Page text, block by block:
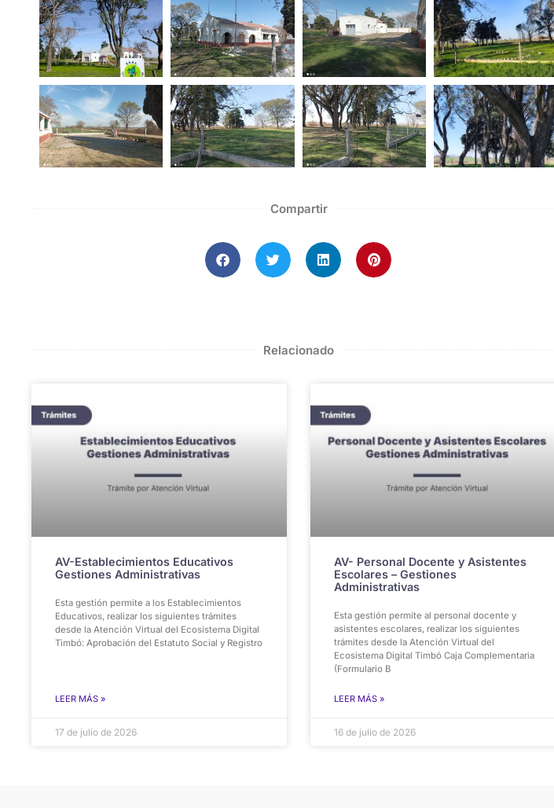
Compartir
Relacionado
AV-Establecimientos Educativos
Gestiones Administrativas
Esta gestión permite a los Establecimientos
Educativos, realizar los siguientes trámites
desde la Atención Virtual del Ecosistema Digital
Timbó: Aprobación del Estatuto Social y Registro
LEER MÁS »
17 de julio de 2026
AV- Personal Docente y Asistentes
Escolares – Gestiones
Administrativas
Esta gestión permite al personal docente y
asistentes escolares, realizar los siguientes
trámites desde la Atención Virtual del
Ecosistema Digital Timbó Caja Complementaria
(Formulario B
LEER MÁS »
16 de julio de 2026